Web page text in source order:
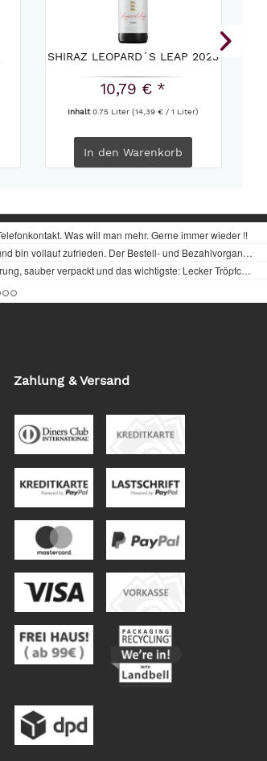
SHIRAZ LEOPARD´S LEAP 2023
10,79 € *
Inhalt0.75 Liter(14,39 € / 1 Liter)
In den Warenkorb
Zahlung & Versand